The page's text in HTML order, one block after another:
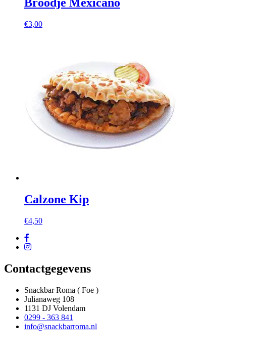
Broodje Mexicano
€3,00
Calzone Kip
€4,50
Contactgegevens
Snackbar Roma ( Foe )
Julianaweg 108
1131 DJ Volendam
0299 - 363 841
info@snackbarroma.nl